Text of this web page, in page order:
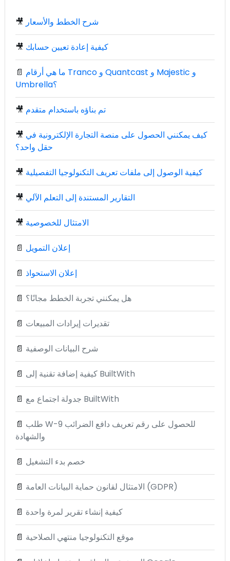
🎥 شرح الخطط والأسعار
🎥 كيفية إعادة تعيين حسابك
📄 ما هي أرقام Tranco و Quantcast و Majestic و
Umbrella؟
🎥 تم بناؤه باستخدام متقدم
🎥 كيف يمكنني الحصول على منصة التجارة الإلكترونية في
حقل واحد؟
🎥 كيفية الوصول إلى ملفات تعريف التكنولوجيا التفصيلية
🎥 التقارير المستندة إلى التعلم الآلي
🎥 الامتثال للخصوصية
📄 إعلان التمويل
📄 إعلان الاستحواذ
📄 هل يمكنني تجربة الخطط مجانًا؟
📄 تقديرات إيرادات المبيعات
📄 شرح البيانات الوصفية
📄 كيفية إضافة تقنية إلى BuiltWith
📄 جدولة اجتماع مع BuiltWith
📄 طلب W-9 للحصول على رقم تعريف دافع الضرائب
والشهادة
📄 خصم بدء التشغيل
📄 الامتثال لقانون حماية البيانات العامة (GDPR)
📄 كيفية إنشاء تقرير لمرة واحدة
📄 موقع التكنولوجيا منتهي الصلاحية